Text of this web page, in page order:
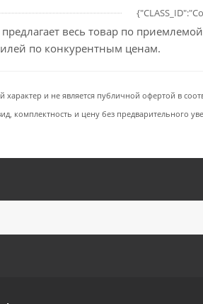
весь товар по
по конкурентным ценам.
и не является публичной офертой в
комплектность и цену без предварительного